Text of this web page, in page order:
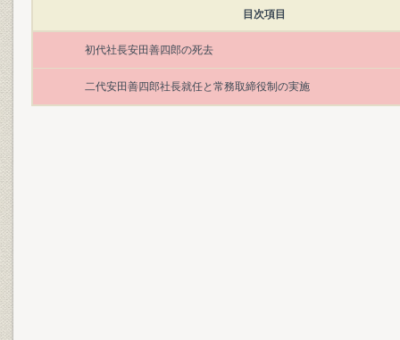
目次項目
初代社長安田善四郎の死去
二代安田善四郎社長就任と常務取締役制の実施